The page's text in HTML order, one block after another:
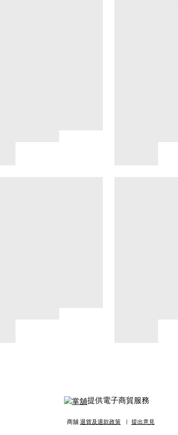
提供電子商貿服務
商舖 退貨及退款政策 提出意見